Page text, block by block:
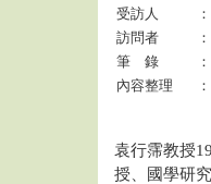
受訪人
：
訪問者
：
筆 錄
：
內容整理
：
袁行霈教授
授、國學研